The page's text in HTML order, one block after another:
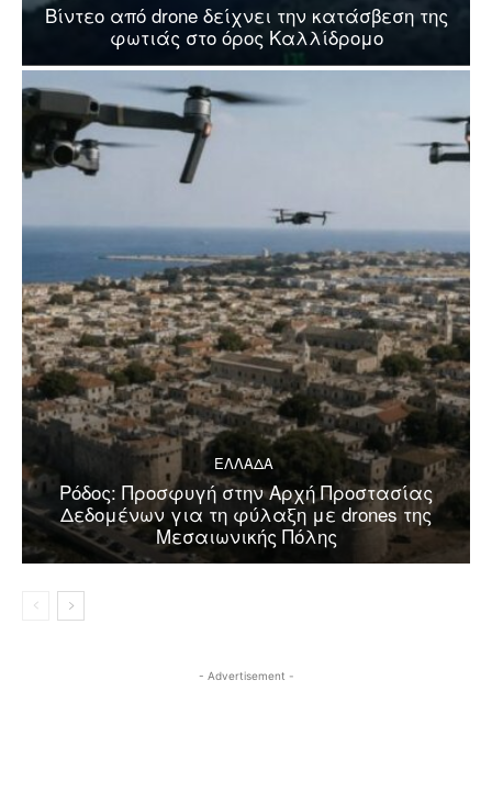
Βίντεο από drone δείχνει την κατάσβεση της
φωτιάς στο όρος Καλλίδρομο
ΕΛΛΑΔΑ
Ρόδος: Προσφυγή στην Αρχή Προστασίας
Δεδομένων για τη φύλαξη με drones της
Μεσαιωνικής Πόλης
- Advertisement -